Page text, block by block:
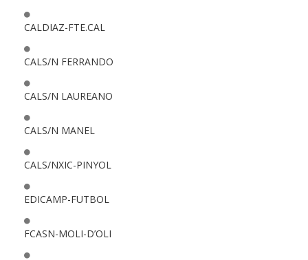
CALDIAZ-FTE.CAL
CALS/N FERRANDO
CALS/N LAUREANO
CALS/N MANEL
CALS/NXIC-PINYOL
EDICAMP-FUTBOL
FCASN-MOLI-D’OLI